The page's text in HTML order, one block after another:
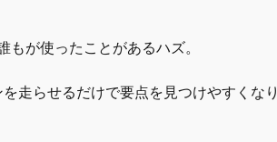
が使ったことがあるハズ。
走らせるだけで要点を見つけやすくなり